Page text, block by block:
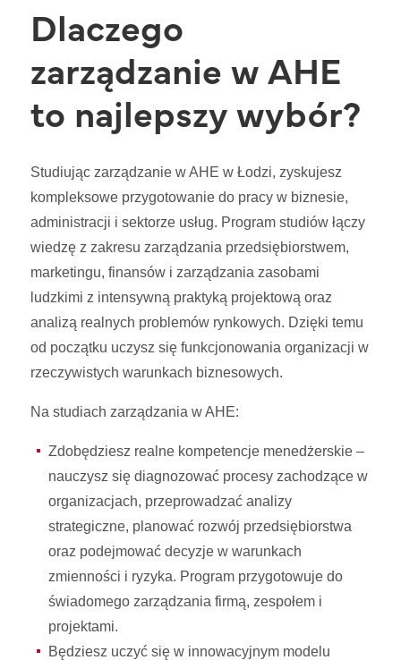
Dlaczego
zarządzanie w AHE
to najlepszy wybór?
Studiując zarządzanie w AHE w Łodzi, zyskujesz
kompleksowe przygotowanie do pracy w biznesie,
administracji i sektorze usług. Program studiów łączy
wiedzę z zakresu zarządzania przedsiębiorstwem,
marketingu, finansów i zarządzania zasobami
ludzkimi z intensywną praktyką projektową oraz
analizą realnych problemów rynkowych. Dzięki temu
od początku uczysz się funkcjonowania organizacji w
rzeczywistych warunkach biznesowych.
Na studiach zarządzania w AHE:
Zdobędziesz realne kompetencje menedżerskie –
nauczysz się diagnozować procesy zachodzące w
organizacjach, przeprowadzać analizy
strategiczne, planować rozwój przedsiębiorstwa
oraz podejmować decyzje w warunkach
zmienności i ryzyka. Program przygotowuje do
świadomego zarządzania firmą, zespołem i
projektami.
Będziesz uczyć się w innowacyjnym modelu